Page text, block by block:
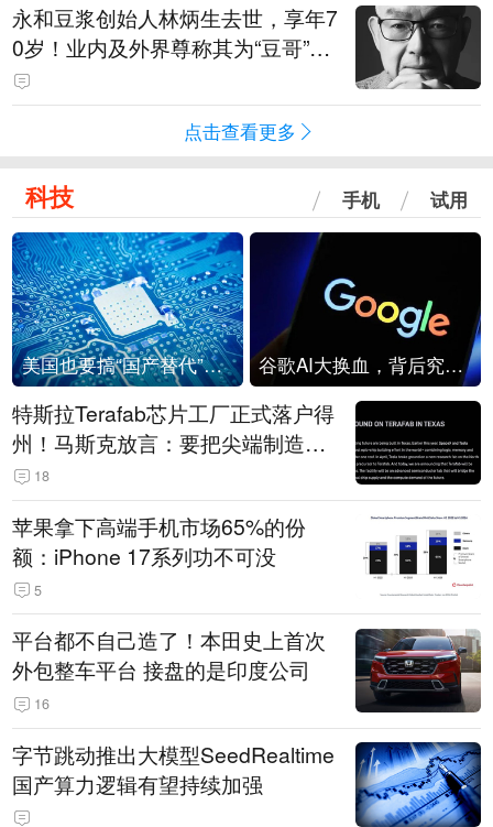
永和豆浆创始人林炳生去世，享年7
0岁！业内及外界尊称其为“豆哥”，
评价其“活出自己的精彩，是照亮别
人的灯塔”
点击查看更多
科技 手机 试用
美国也要搞“国产替代”？先算清三笔账 谷歌AI大换血，背后究竟发生了什么？
特斯拉Terafab芯片工厂正式落户得
州！马斯克放言：要把尖端制造带
回美国
18
苹果拿下高端手机市场65%的份
额：iPhone 17系列功不可没
5
平台都不自己造了！本田史上首次
外包整车平台 接盘的是印度公司
16
字节跳动推出大模型SeedRealtime
国产算力逻辑有望持续加强